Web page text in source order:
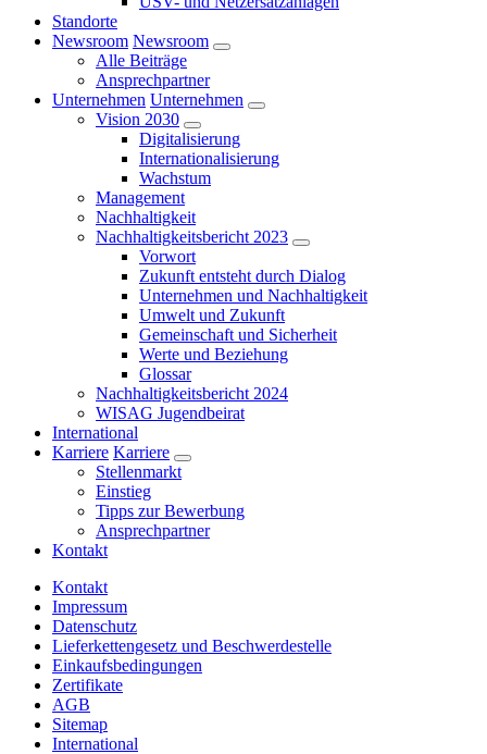
Standorte
Newsroom Newsroom
Alle Beiträge
Ansprechpartner
Unternehmen Unternehmen
Vision 2030
Digitalisierung
Internationalisierung
Wachstum
Management
Nachhaltigkeit
Nachhaltigkeitsbericht 2023
Vorwort
Zukunft entsteht durch Dialog
Unternehmen und Nachhaltigkeit
Umwelt und Zukunft
Gemeinschaft und Sicherheit
Werte und Beziehung
Glossar
Nachhaltigkeitsbericht 2024
WISAG Jugendbeirat
International
Karriere Karriere
Stellenmarkt
Einstieg
Tipps zur Bewerbung
Ansprechpartner
Kontakt
Kontakt
Impressum
Datenschutz
Lieferkettengesetz und Beschwerdestelle
Einkaufsbedingungen
Zertifikate
AGB
Sitemap
International